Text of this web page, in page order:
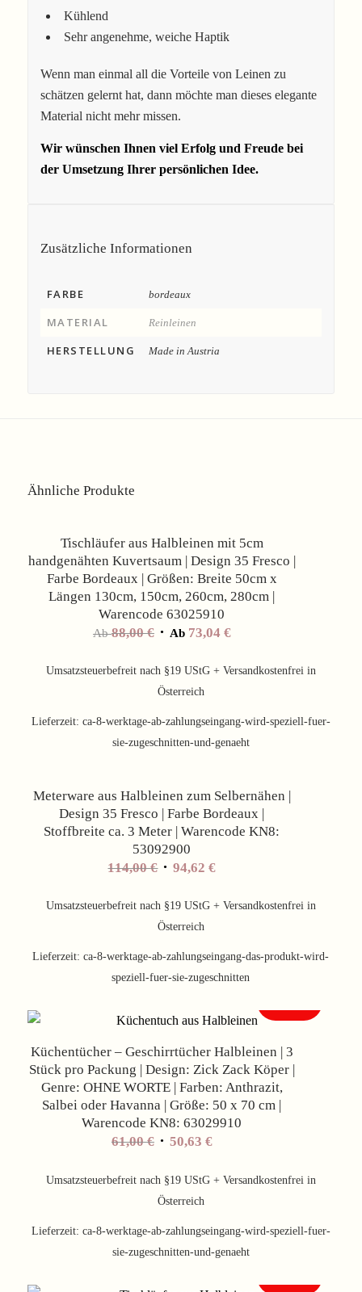
Kühlend
Sehr angenehme, weiche Haptik
Wenn man einmal all die Vorteile von Leinen zu
schätzen gelernt hat, dann möchte man dieses elegante
Material nicht mehr missen.
Wir wünschen Ihnen viel Erfolg und Freude bei
der Umsetzung Ihrer persönlichen Idee.
Zusätzliche Informationen
FARBE bordeaux
MATERIAL Reinleinen
HERSTELLUNG Made in Austria
Ähnliche Produkte
Tischläufer aus Halbleinen mit 5cm
handgenähten Kuvertsaum | Design 35 Fresco |
Farbe Bordeaux | Größen: Breite 50cm x
Längen 130cm, 150cm, 260cm, 280cm |
Warencode 63025910
Ab88,00€ Ab 73,04 €
Umsatzsteuerbefreit nach §19 UStG + Versandkostenfrei in
Österreich
Lieferzeit: ca-8-werktage-ab-zahlungseingang-wird-speziell-fuer-
sie-zugeschnitten-und-genaeht
Meterware aus Halbleinen zum Selbernähen |
Design 35 Fresco | Farbe Bordeaux |
Stoffbreite ca. 3 Meter | Warencode KN8:
53092900
114,00€ Ursprünglicher
war:
114,00 €
94,62€Aktueller
ist:
Umsatzsteuerbefreit nach §19 UStG + Versandkostenfrei in
Österreich
Lieferzeit:ca-8-werktage-ab-zahlungseingang-das-produkt-wird-
speziell-fuer-sie-zugeschnitten
Küchentücher – Geschirrtücher Halbleinen | 3
Stück pro Packung | Design: Zick Zack Köper |
Genre: OHNE WORTE | Farben: Anthrazit,
Salbei oder Havanna | Größe: 50 x 70 cm |
Warencode KN8: 63029910
61,00€ 50,63 €
Umsatzsteuerbefreit nach §19 UStG + Versandkostenfrei in
Österreich
Lieferzeit: ca-8-werktage-ab-zahlungseingang-wird-speziell-fuer-
sie-zugeschnitten-und-genaeht